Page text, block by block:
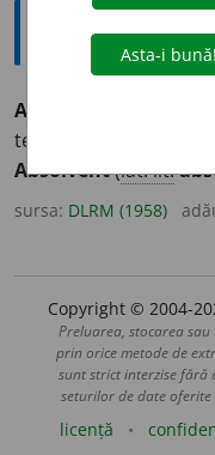
Explicative
ABSOLV
terminat un ciclu
Absolvent(lat. lit.
sursa: DLRM (1958)
Copyright © 2004-
Preluarea, stocarea
prin orice metode de
sunt strict interzise fără
seturilor de date oferite
licență